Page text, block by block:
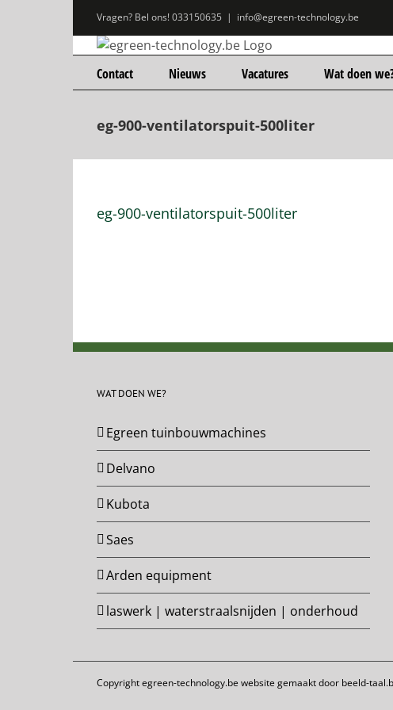
Vragen? Bel ons! 033150635 | info@egreen-technology.be
Contact Nieuws Vacatures Wat doen
eg-900-ventilatorspuit-500liter
eg-900-ventilatorspuit-500liter
WAT DOEN WE?
Egreen tuinbouwmachines
Delvano
Kubota
Saes
Arden equipment
laswerk | waterstraalsnijden | onderhoud
Copyright egreen-technology.be website gemaakt door beeld-